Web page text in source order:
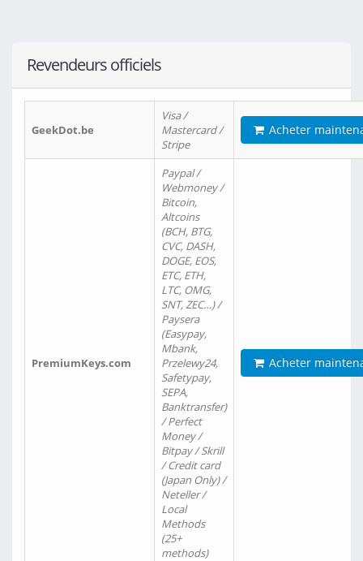
Revendeurs officiels
GeekDot.be
Visa /
Mastercard /
Stripe
Acheter
PremiumKeys.com
Paypal /
Webmoney /
Bitcoin,
Altcoins
(BCH, BTG,
CVC, DASH,
DOGE, EOS,
ETC, ETH,
LTC, OMG,
SNT, ZEC…) /
Paysera
(Easypay,
Mbank,
Przelewy24,
Safetypay,
SEPA,
Banktransfer)
/ Perfect
Money /
Bitpay / Skrill
/ Credit card
(Japan Only) /
Neteller /
Local
Methods
(25+
methods)
Acheter